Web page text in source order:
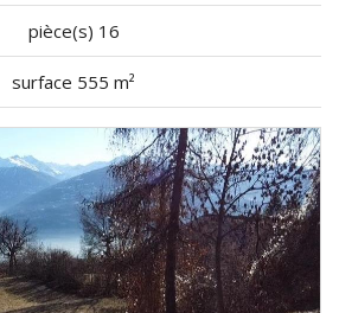
pièce(s) 16
surface 555 m²